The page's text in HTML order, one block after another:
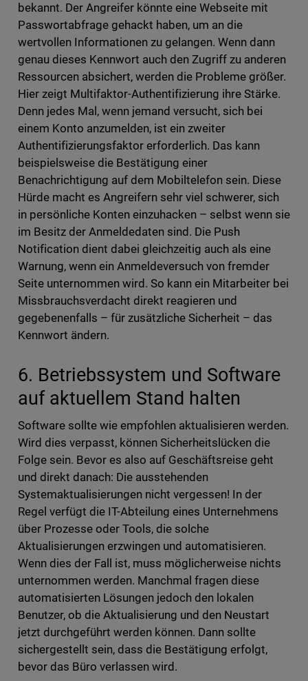
bekannt. Der Angreifer könnte eine Webseite mit
Passwortabfrage gehackt haben, um an die
wertvollen Informationen zu gelangen. Wenn dann
genau dieses Kennwort auch den Zugriff zu anderen
Ressourcen absichert, werden die Probleme größer.
Hier zeigt Multifaktor-Authentifizierung ihre Stärke.
Denn jedes Mal, wenn jemand versucht, sich bei
einem Konto anzumelden, ist ein zweiter
Authentifizierungsfaktor erforderlich. Das kann
beispielsweise die Bestätigung einer
Benachrichtigung auf dem Mobiltelefon sein. Diese
Hürde macht es Angreifern sehr viel schwerer, sich
in persönliche Konten einzuhacken – selbst wenn sie
im Besitz der Anmeldedaten sind. Die Push
Notification dient dabei gleichzeitig auch als eine
Warnung, wenn ein Anmeldeversuch von fremder
Seite unternommen wird. So kann ein Mitarbeiter bei
Missbrauchsverdacht direkt reagieren und
gegebenenfalls – für zusätzliche Sicherheit – das
Kennwort ändern.
6. Betriebssystem und Software
auf aktuellem Stand halten
Software sollte wie empfohlen aktualisieren werden.
Wird dies verpasst, können Sicherheitslücken die
Folge sein. Bevor es also auf Geschäftsreise geht
und direkt danach: Die ausstehenden
Systemaktualisierungen nicht vergessen! In der
Regel verfügt die IT-Abteilung eines Unternehmens
über Prozesse oder Tools, die solche
Aktualisierungen erzwingen und automatisieren.
Wenn dies der Fall ist, muss möglicherweise nichts
unternommen werden. Manchmal fragen diese
automatisierten Lösungen jedoch den lokalen
Benutzer, ob die Aktualisierung und den Neustart
jetzt durchgeführt werden können. Dann sollte
sichergestellt sein, dass die Bestätigung erfolgt,
bevor das Büro verlassen wird.